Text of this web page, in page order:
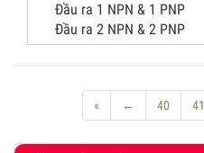
Đầu ra 1 NPN & 1 PNP
Đầu ra 2 NPN & 2 PNP
« ← 40 41